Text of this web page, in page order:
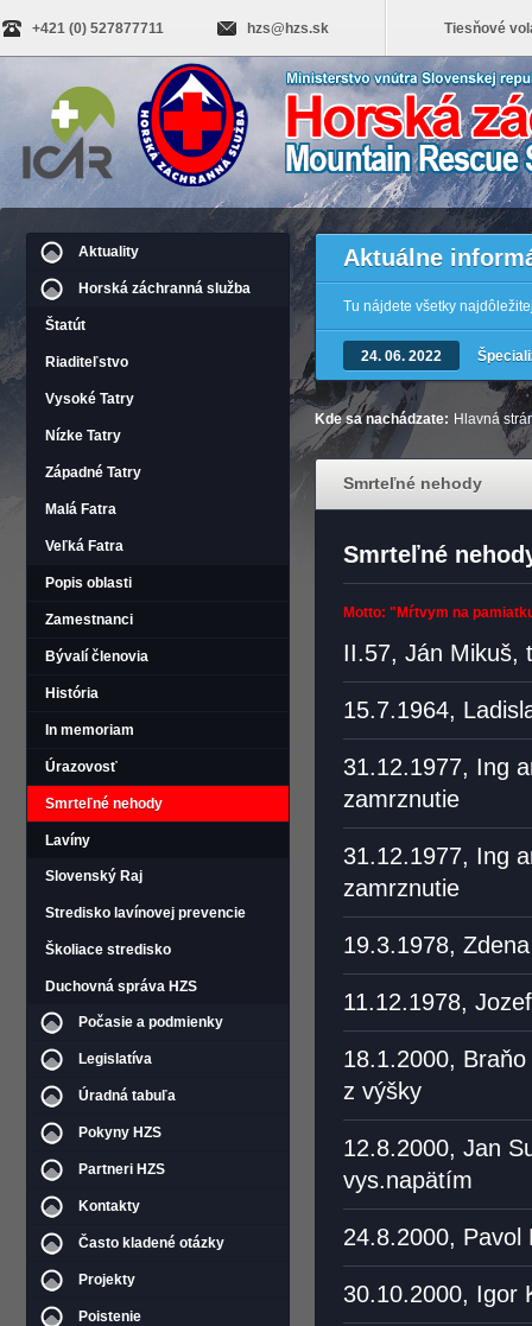
+421 (0) 527877711 hzs@hzs.sk Tiesňové
Aktuality
Horská záchranná služba
Štatút
Riaditeľstvo
Vysoké Tatry
Nízke Tatry
Západné Tatry
Malá Fatra
Veľká Fatra
Popis oblasti
Zamestnanci
Bývalí členovia
História
In memoriam
Úrazovosť
Smrteľné nehody
Lavíny
Slovenský Raj
Stredisko lavínovej prevencie
Školiace stredisko
Duchovná správa HZS
Počasie a podmienky
Legislatíva
Úradná tabuľa
Pokyny HZS
Partneri HZS
Kontakty
Často kladené otázky
Projekty
Poistenie
Aktuálne
Tu nájdete všetky
24. 06. 2022
Kde sa nachádzate: Hlavná
Smrteľné nehody
Smrteľné
Motto: "Mŕtvym na
II.57, Ján Mikuš,
15.7.1964,
31.12.1977, Ing
zamrznutie
31.12.1977, Ing
zamrznutie
19.3.1978,
11.12.1978,
18.1.2000,
z výšky
12.8.2000, Jan
vys.napätím
24.8.2000, Pavol
30.10.2000, Igor